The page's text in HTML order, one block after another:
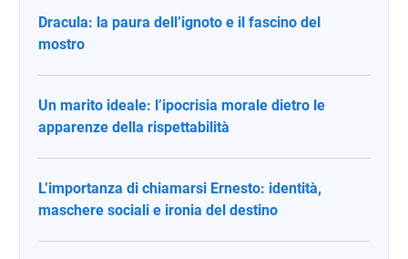
Dracula: la paura dell’ignoto e il fascino del
mostro
Un marito ideale: l’ipocrisia morale dietro le
apparenze della rispettabilità
L’importanza di chiamarsi Ernesto: identità,
maschere sociali e ironia del destino